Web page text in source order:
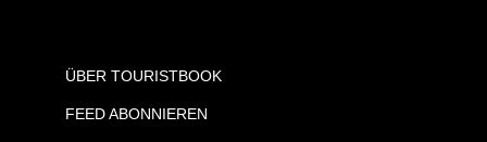
ÜBER TOURISTBOOK
FEED ABONNIEREN